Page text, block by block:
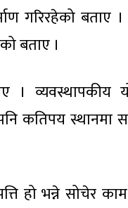
गरिरहेको बताए
बताए ।
। व्यवस्थापकीय
कतिपय स्थानमा
हो भन्ने सोचेर